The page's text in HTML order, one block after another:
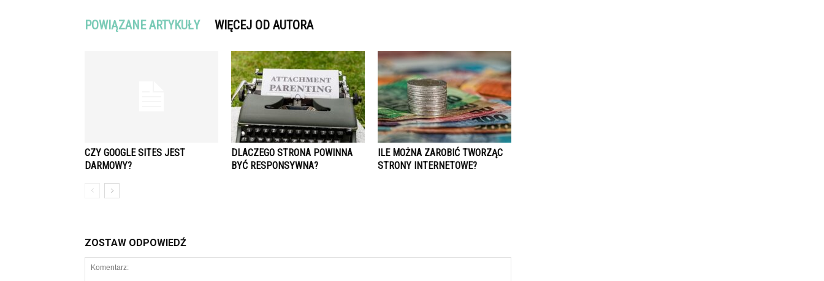
POWIĄZANE ARTYKUŁY WIĘCEJ OD AUTORA
CZY GOOGLE SITES JEST
DARMOWY?
DLACZEGO STRONA POWINNA
BYĆ RESPONSYWNA?
ILE MOŻNA ZAROBIĆ TWORZĄC
STRONY INTERNETOWE?
ZOSTAW ODPOWIEDŹ